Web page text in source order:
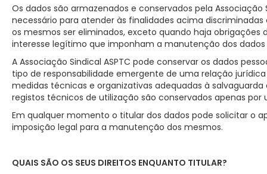
Os dados são armazenados e conservados pela
necessário para atender às finalidades acima
os mesmos ser eliminados, exceto quando haja
interesse legítimo que imponham a manutenção dos dados
A Associação Sindical ASPTC pode conservar os dados
tipo de responsabilidade emergente de uma relação
medidas técnicas e organizativas adequadas à
registos técnicos de utilização são conservados apenas por
Em qualquer momento o titular dos dados pode solicitar o
imposição legal para a manutenção dos mesmos.
QUAIS SÃO OS SEUS DIREITOS ENQUANTO TITULAR?